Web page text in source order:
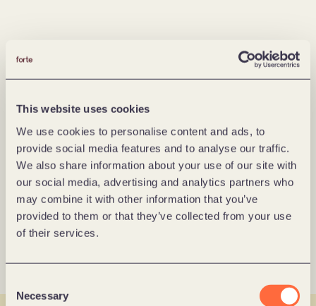
This website uses cookies
We use cookies to personalise content and ads, to
provide social media features and to analyse our traffic.
We also share information about your use of our site with
our social media, advertising and analytics partners who
may combine it with other information that you’ve
provided to them or that they’ve collected from your use
of their services.
Selection
Necessary
forståelig og gjennomførbart
Flokk